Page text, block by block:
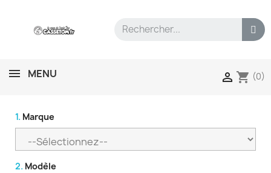
MENU  shopping_cart (0)
1. Marque
2. Modèle